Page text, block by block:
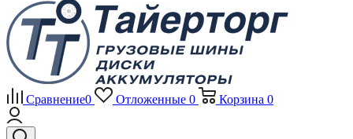
Сравнение0 Отложенные 0 Корзина 0